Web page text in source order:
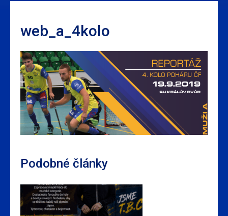
web_a_4kolo
Podobné články